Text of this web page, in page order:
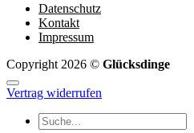
Datenschutz
Kontakt
Impressum
Copyright 2026 © Glücksdinge
Vertrag widerrufen
Suchen